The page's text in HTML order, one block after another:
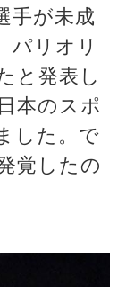
手が未成
パリオリ
と発表し
本のスポ
した。で
覚したの